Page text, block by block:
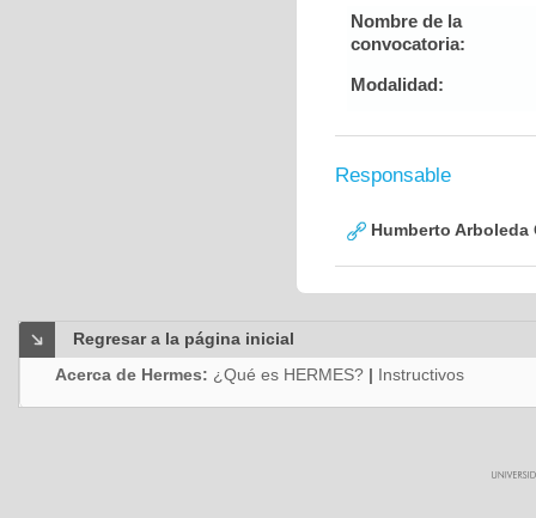
Nombre de la
convocatoria:
Modalidad:
Responsable
Humberto Arboleda
Regresar a la página inicial
Acerca de Hermes: ¿Qué es HERMES? | Instructivos